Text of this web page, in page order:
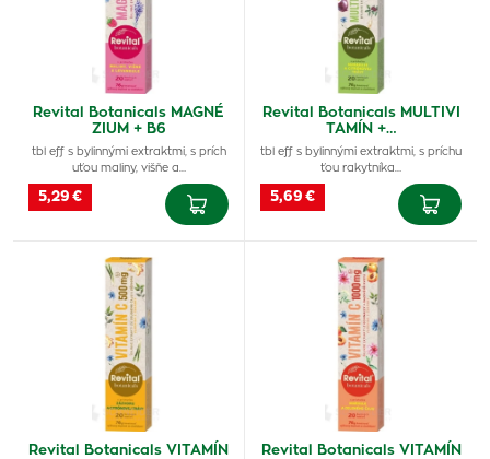
Revital Botanicals MAGNÉ
ZIUM + B6
tbl eff s bylinnými extraktmi, s prích
uťou maliny, višňe a…
5,29 €
Revital Botanicals MULTIVI
TAMÍN +…
tbl eff s bylinnými extraktmi, s príchu
ťou rakytníka…
5,69 €
Revital Botanicals VITAMÍN
Revital Botanicals VITAMÍN